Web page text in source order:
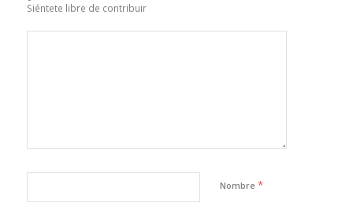
Siéntete libre de contribuir
Nombre *